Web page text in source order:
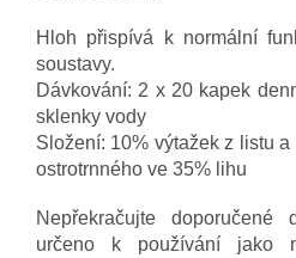
Hloh přispívá k normální
soustavy.
Dávkování: 2 x 20 kapek
sklenky vody
Složení: 10% výtažek z listu
ostrotrnného ve 35% lihu
Nepřekračujte doporučené
určeno k používání jako